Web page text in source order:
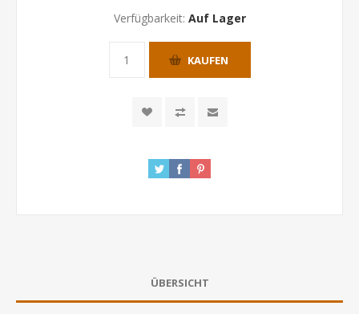
Verfügbarkeit: Auf Lager
KAUFEN
ÜBERSICHT